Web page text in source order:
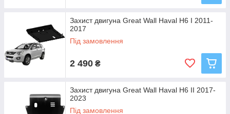
Захист двигуна Great Wall Haval H6 I 2011-
2017
Під замовлення
2 490 ₴
Захист двигуна Great Wall Haval H6 II 2017-
2023
Під замовлення